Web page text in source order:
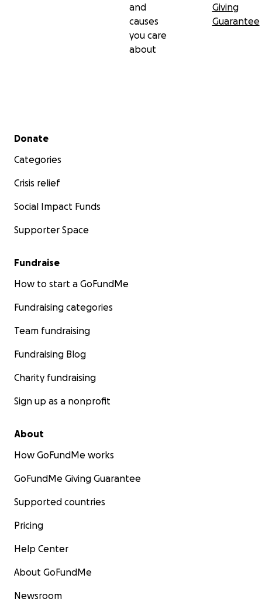
and
causes
you care
about
Giving
Guarantee
Secondary menu
Donate
Categories
Crisis relief
Social Impact Funds
Supporter Space
Fundraise
How to start a GoFundMe
Fundraising categories
Team fundraising
Fundraising Blog
Charity fundraising
Sign up as a nonprofit
About
How GoFundMe works
GoFundMe Giving Guarantee
Supported countries
Pricing
Help Center
About GoFundMe
Newsroom